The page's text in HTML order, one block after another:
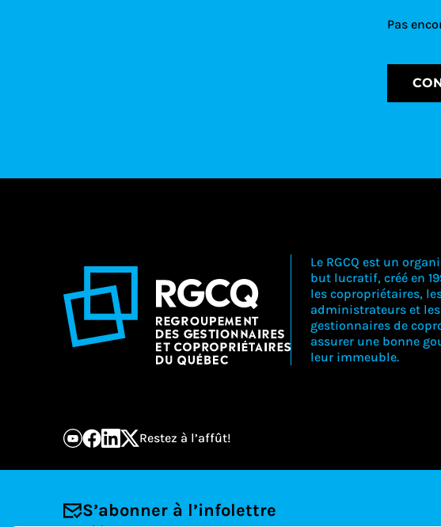
Pas
Le RGCQ est un
but lucratif, créé en
les copropriétaires,
administrateurs et les
gestionnaires de
assurer une bonne
leur immeuble.
Restez à l’affût!
S’abonner à l’infolettre